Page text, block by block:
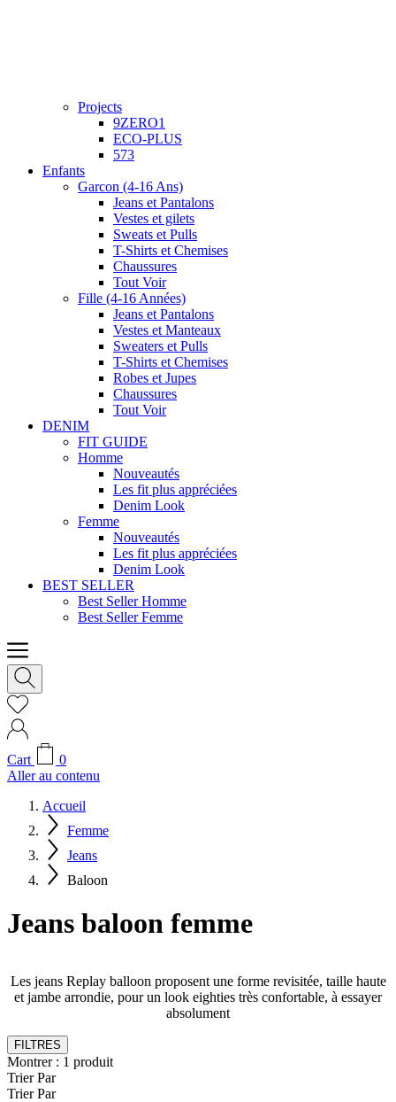
Projects
9ZERO1
ECO-PLUS
573
Enfants
Garcon (4-16 Ans)
Jeans et Pantalons
Vestes et gilets
Sweats et Pulls
T-Shirts et Chemises
Chaussures
Tout Voir
Fille (4-16 Années)
Jeans et Pantalons
Vestes et Manteaux
Sweaters et Pulls
T-Shirts et Chemises
Robes et Jupes
Chaussures
Tout Voir
DENIM
FIT GUIDE
Homme
Nouveautés
Les fit plus appréciées
Denim Look
Femme
Nouveautés
Les fit plus appréciées
Denim Look
BEST SELLER
Best Seller Homme
Best Seller Femme
Cart
0
Aller au contenu
Accueil
Femme
Jeans
Baloon
Jeans baloon femme
Les jeans Replay balloon proposent une forme revisitée, taille haute
et jambe arrondie, pour un look eighties très confortable, à essayer
absolument
FILTRES
Montrer : 1 produit
Trier Par
Trier Par